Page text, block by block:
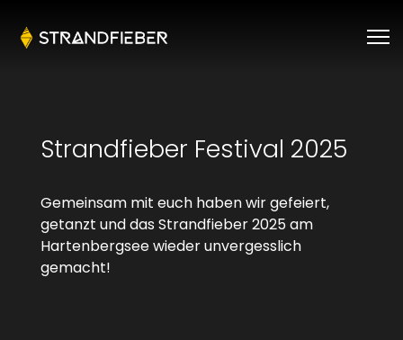
Strandfieber Festival 2025
Gemeinsam mit euch haben wir gefeiert,
getanzt und das Strandfieber 2025 am
Hartenbergsee wieder unvergesslich
gemacht!